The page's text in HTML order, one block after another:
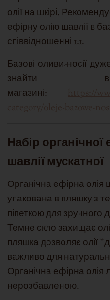
олії на шкірі.
ефірну олію шавлії в
співвідношенні 1:1.
Базові оливи-носії
знайти
магазині:
Набір органічної
шавлії мускатної
Органічна ефірна олія
упакована в пляшку з
піпеткою для зручного
Темне скло захищає
пляшка дозволяє олії
важливо для
Органічна ефірна
нерозбавленою.